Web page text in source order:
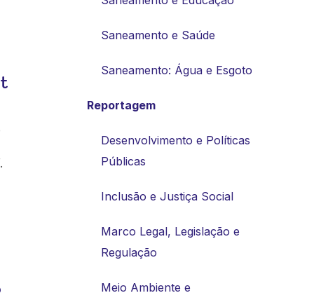
Saneamento e Saúde
Saneamento: Água e Esgoto
Reportagem
Desenvolvimento e Políticas
Públicas
Inclusão e Justiça Social
Marco Legal, Legislação e
Regulação
Meio Ambiente e